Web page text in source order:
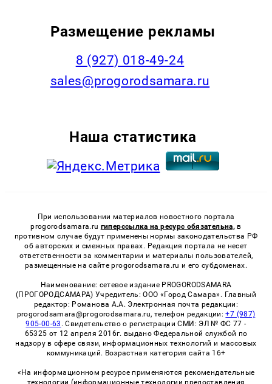
Размещение рекламы
8 (927) 018-49-24
sales@progorodsamara.ru
Наша статистика
При использовании материалов новостного портала
progorodsamara.ru гиперссылка на ресурс обязательна, в
противном случае будут применены нормы законодательства РФ
об авторских и смежных правах. Редакция портала не несет
ответственности за комментарии и материалы пользователей,
размещенные на сайте progorodsamara.ru и его субдоменах.
Наименование: сетевое издание PROGORODSAMARA
(ПРОГОРОДСАМАРА) Учредитель: ООО «Город Самара». Главный
редактор: Романова А.А. Электронная почта редакции:
progorodsamara@progorodsamara.ru, телефон редакции:+7 (987)
905-00-63 . Свидетельство о регистрации СМИ: ЭЛ № ФС 77 -
65325 от 12 апреля 2016г. выдано Федеральной службой по
надзору в сфере связи, информационных технологий и массовых
коммуникаций. Возрастная категория сайта 16+
«На информационном ресурсе применяются рекомендательные
технологии (информационные технологии предоставления